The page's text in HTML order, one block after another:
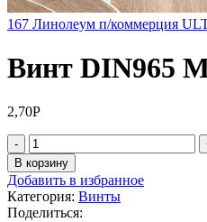
167 Линолеум п/коммерция
Винт DIN965
2,70Р
Количество
товара
Винт
DIN965
М4*35
В корзину
Добавить в избранное
Категория: Винты
Поделиться: